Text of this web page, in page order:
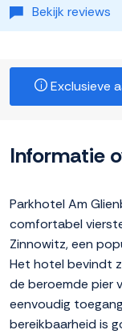
Bekijk reviews
Exclusieve
Informatie
Parkhotel Am
comfortabel
Zinnowitz, een
Het hotel bevindt
de beroemde pier
eenvoudig
bereikbaarheid is